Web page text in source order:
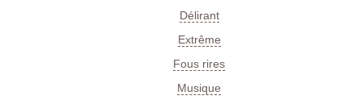
Délirant
Extrême
Fous rires
Musique